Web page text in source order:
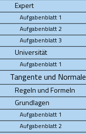
Expert
Aufgabenblatt 1
Aufgabenblatt 2
Aufgabenblatt 3
Universität
Aufgabenblatt 1
Tangente und Normale
Regeln und Formeln
Grundlagen
Aufgabenblatt 1
Aufgabenblatt 2